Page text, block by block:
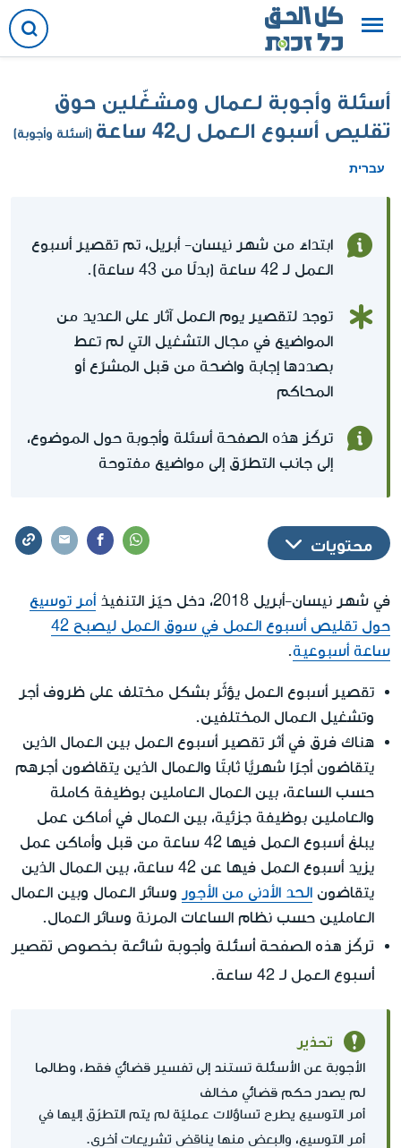
أسئلة وأجوبة لعمال ومشغّلين حوق
تقليص أسبوع العمل ل42 ساعة
(أسئلة وأجوبة)
עברית
ابتداءً من شهر نيسان- أبريل، تم تقصير أسبوع
العمل لـ 42 ساعة (بدلًا من 43 ساعة).
توجد لتقصير يوم العمل آثار على العديد من
المواضيع في مجال التشغيل التي لم تعط
بصددها إجابة واضحة من قبل المشرّع أو
المحاكم
تركّز هذه الصفحة أسئلة وأجوبة حول الموضوع،
إلى جانب التطرّق إلى مواضيع مفتوحة
محتويات
في شهر نيسان-أبريل 2018، دخل حيّز التنفيذ
أمر توسيع
حول تقليص أسبوع العمل في سوق العمل ليصبح 42
ساعة أسبوعية.
تقصير أسبوع العمل يؤثّر بشكل مختلف على ظروف أجر
وتشغيل العمال المختلفين.
هناك فرق في أثر تقصير أسبوع العمل بين العمال الذين
يتقاضون أجرًا شهريًّا ثابتًا والعمال الذين يتقاضون أجرهم
حسب الساعة، بين العمال العاملين بوظيفة كاملة
والعاملين بوظيفة جزئية، بين العمال في أماكن عمل
يبلغ أسبوع العمل فيها 42 ساعة من قبل وأماكن عمل
يزيد أسبوع العمل فيها عن 42 ساعة، بين العمال الذين
يتقاضون الحد الأدنى من الأجور وسائر العمال وبين العمال
العاملين حسب نظام الساعات المرنة وسائر العمال.
تركّز هذه الصفحة أسئلة وأجوبة شائعة بخصوص تقصير
أسبوع العمل لـ 42 ساعة
.
تحذير
الأجوبة عن الأسئلة تستند إلى تفسير قضائيّ فقط، وطالما
لم يصدر حكم قضائي مخالف
أمر التوسيع يطرح تساؤلات عمليّة لم يتم التطرّق إليها في
أمر التوسيع، والبعض منها يناقض تشريعات أخرى.